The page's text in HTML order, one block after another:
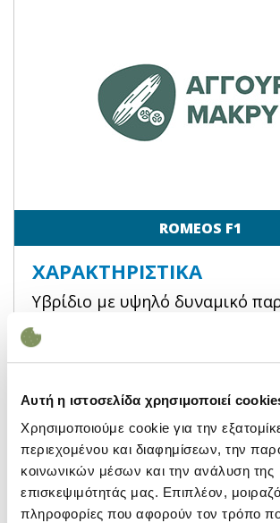
Αυτή η ιστοσελίδα χρησιμοποιεί
Χρησιμοποιούμε cookie για την
περιεχομένου και διαφημίσεων, την
κοινωνικών μέσων και την ανάλυση της
επισκεψιμότητάς μας. Επιπλέον,
πληροφορίες που αφορούν τον τρόπο
ROMEOS F1
ΧΑΡΑΚΤΗΡΙΣΤΙΚΆ
Υβρίδιο με υψηλό δυναμικό
συνεχόμενα δεσίματα,
για φθινοπωρινές και
ΠΕΡΙΣΣΌΤΕΡΑ …